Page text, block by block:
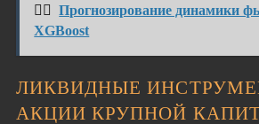
👉🏻
Прогнозирование динамики
XGBoost
ЛИКВИДНЫЕ
АКЦИИ КРУПНОЙ